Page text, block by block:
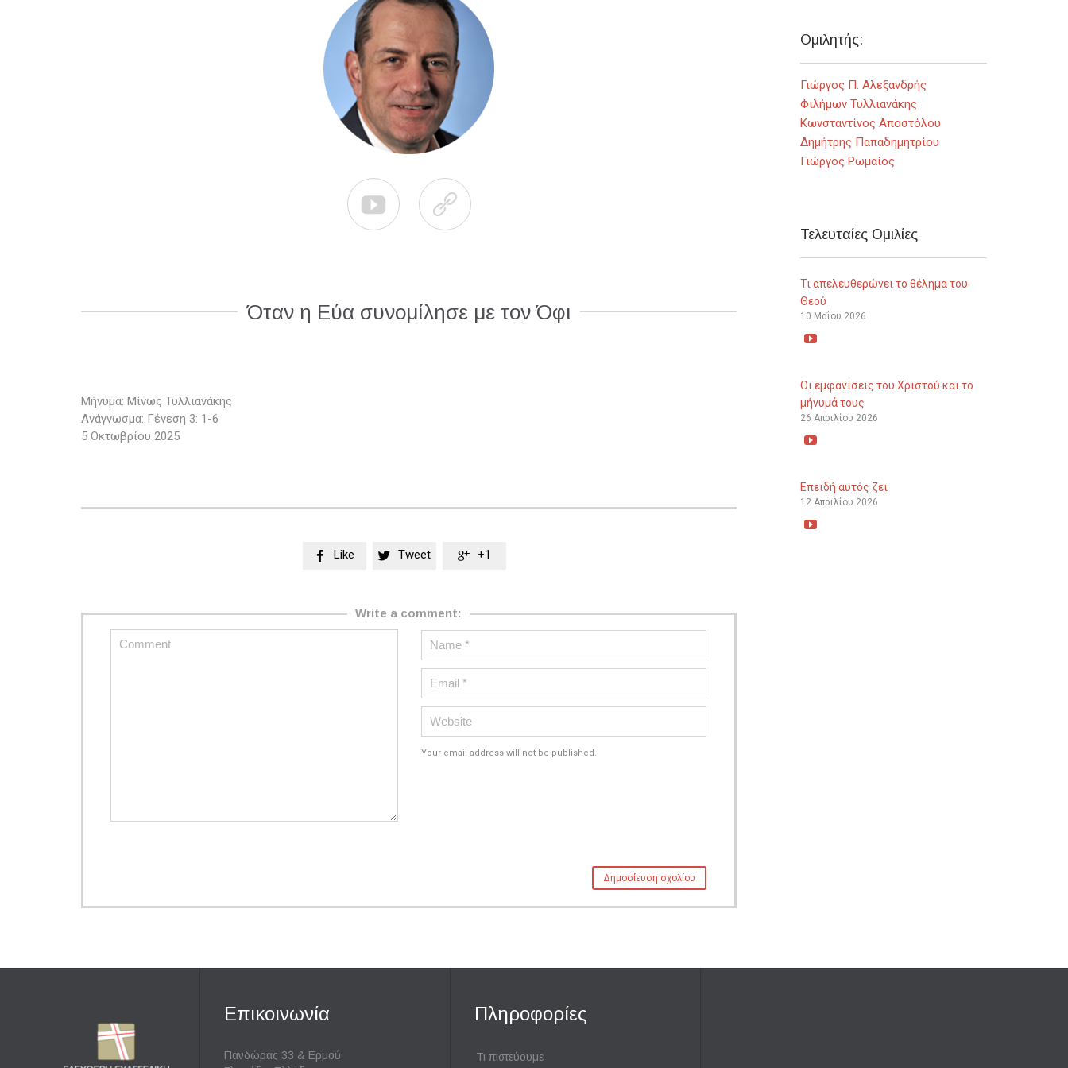
 
Όταν η Εύα συνομίλησε με τον Όφι
Μήνυμα: Μίνως Τυλλιανάκης
Ανάγνωσμα: Γένεση 3: 1-6
5 Οκτωβρίου 2025
 Like  Tweet  +1
Write a comment:
Your email address will not be published.
Ομιλητής:
Γιώργος Π. Αλεξανδρής
Φιλήμων Τυλλιανάκης
Κωνσταντίνος Αποστόλου
Δημήτρης Παπαδημητρίου
Γιώργος Ρωμαίος
Τελευταίες Ομιλίες
Τι απελευθερώνει το θέλημα του
Θεού
10 Μαΐου 2026

Οι εμφανίσεις του Χριστού και το
μήνυμά τους
26 Απριλίου 2026

Επειδή αυτός ζει
12 Απριλίου 2026

Επικοινωνία
Πανδώρας 33 & Ερμού
Πληροφορίες
Τι πιστεύουμε